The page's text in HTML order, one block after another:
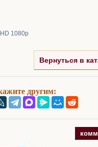
1080p
Вернуться в
другим: